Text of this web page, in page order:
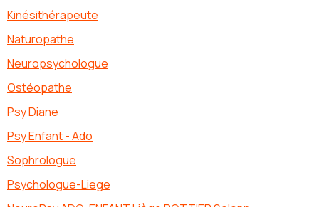
Kinésithérapeute
Naturopathe
Neuropsychologue
Ostéopathe
Psy Diane
Psy Enfant - Ado
Sophrologue
Psychologue-Liege